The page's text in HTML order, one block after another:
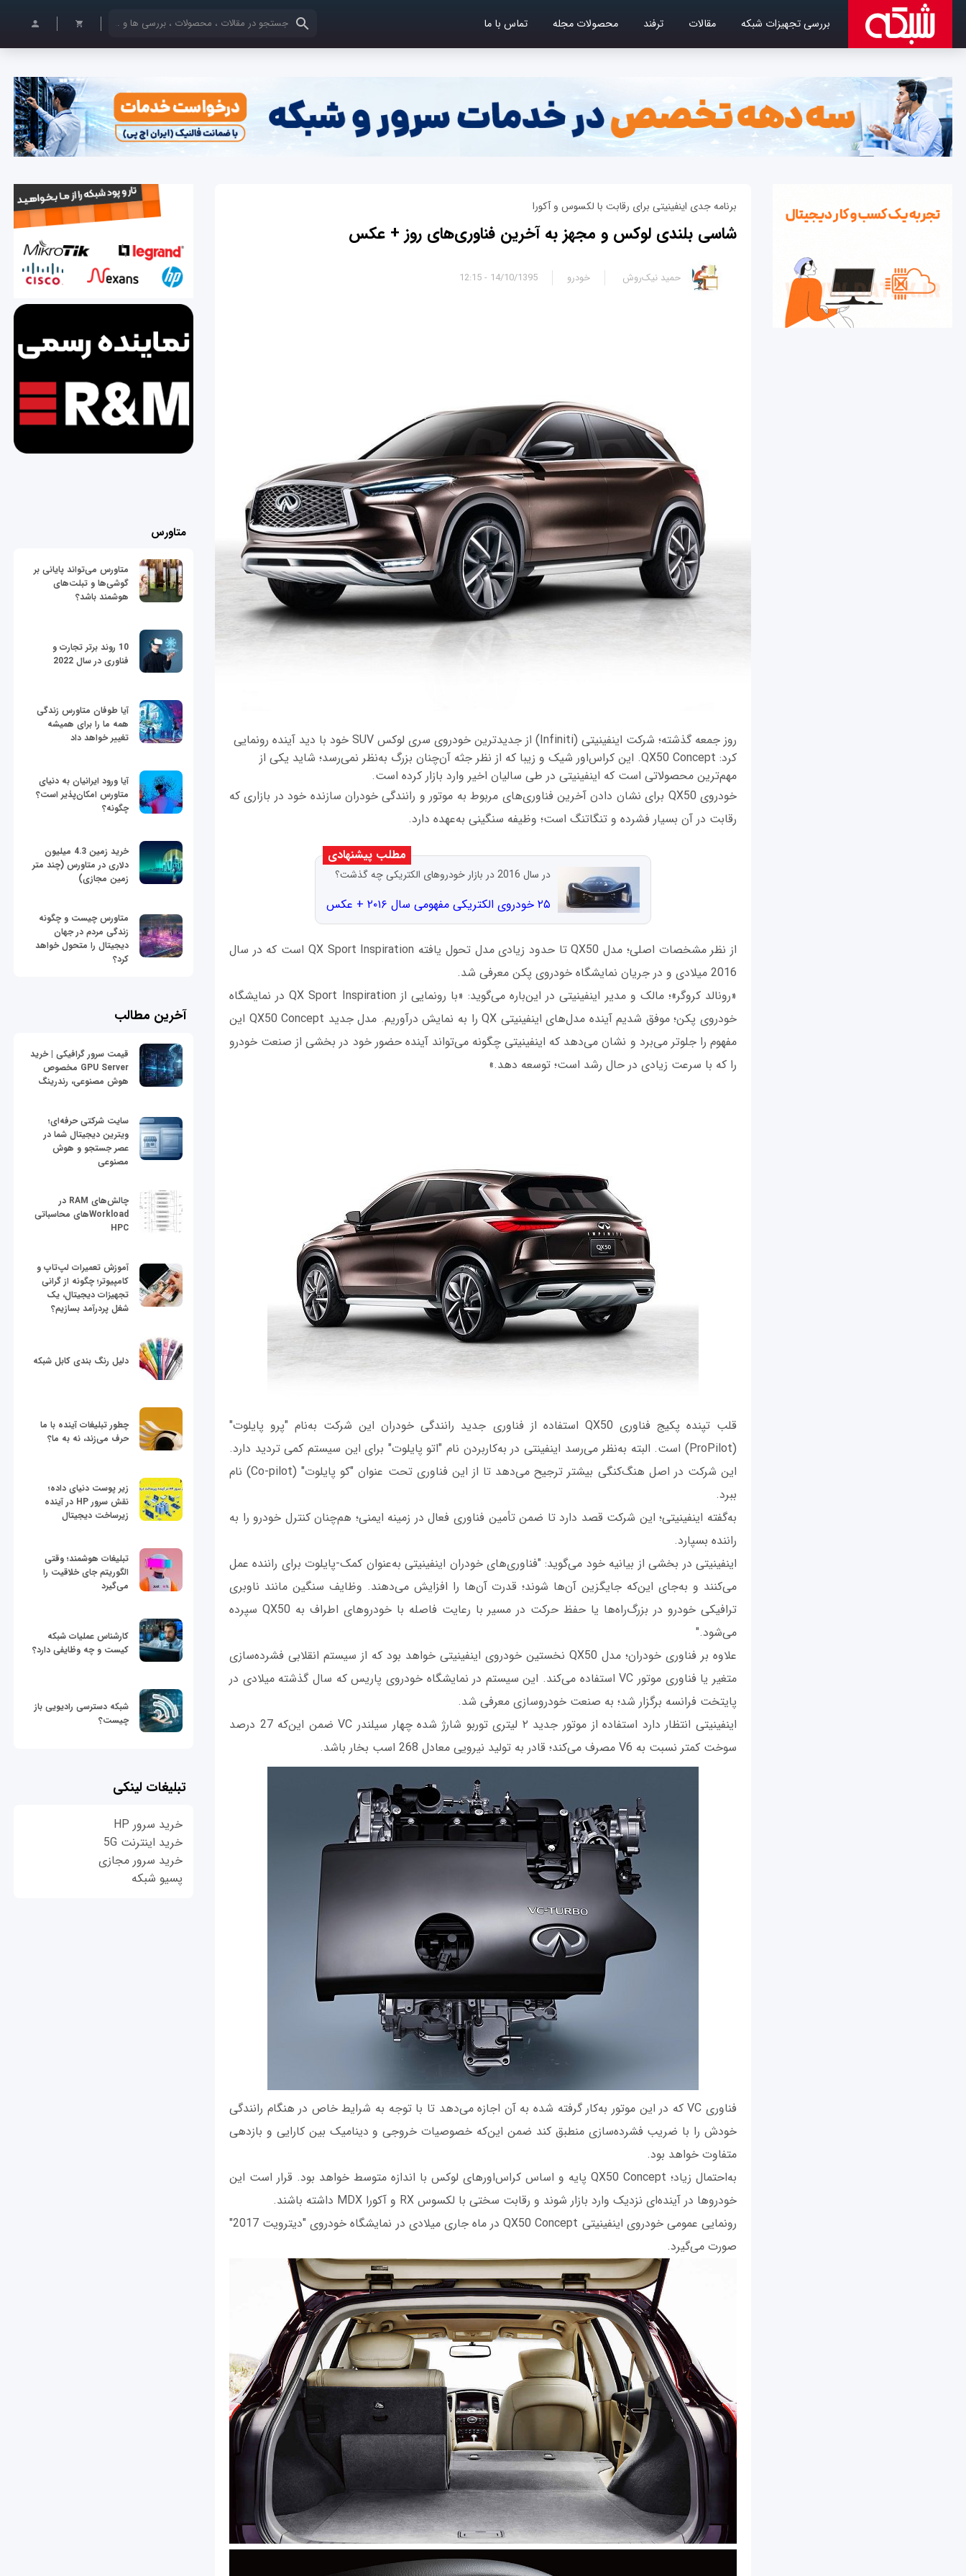
بررسی تجهیزات شبکه مقالات ترفند محصولات مجله تماس با ما کلمات کلیدی خود را وارد کنید
برنامه جدی اینفینیتی برای رقابت با لکسوس و آکورا
شاسی بلندی لوکس و مجهز به آخرین فناوری‌های روز + عکس
14/10/1395 - 12:15 حمید نیک‌روش خودرو
روز جمعه گذشته؛ شرکت اینفینیتی (Infiniti) از جدیدترین خودروی سری لوکس SUV خود با دید آینده رونمایی
کرد: QX50 Concept. این کراس‌اور شیک و زیبا که از نظر جثه آن‌چنان بزرگ به‌نظر نمی‌رسد؛ شاید یکی از
مهم‌ترین محصولاتی است که اینفینیتی در طی سالیان اخیر وارد بازار کرده است.
خودروی QX50 برای نشان دادن آخرین فناوری‌های مربوط به موتور و رانندگی خودران سازنده خود در بازاری که
رقابت در آن بسیار فشرده و تنگاتنگ است؛ وظیفه سنگینی به‌عهده دارد.
مطلب پیشنهادی
در سال 2016 در بازار خودروهای الکتریکی چه گذشت؟
۲۵ خودروی الکتریکی مفهومی سال ۲۰۱۶ + عکس
از نظر مشخصات اصلی؛ مدل QX50 تا حدود زیادی مدل تحول یافته QX Sport Inspiration است که در سال
2016 میلادی و در جریان نمایشگاه خودروی پکن معرفی شد.
«رونالد کروگر»؛ مالک و مدیر اینفینیتی در این‌باره می‌گوید: «با رونمایی از QX Sport Inspiration در نمایشگاه
خودروی پکن؛ موفق شدیم آینده مدل‌های اینفینیتی QX را به نمایش درآوریم. مدل جدید QX50 Concept این
مفهوم را جلوتر می‌برد و نشان می‌دهد که اینفینیتی چگونه می‌تواند آینده حضور خود در بخشی از صنعت خودرو
را که با سرعت زیادی در حال رشد است؛ توسعه دهد.»
قلب تپنده پکیج فناوری QX50 استفاده از فناوری جدید رانندگی خودران این شرکت به‌نام "پرو پایلوت"
(ProPilot) است. البته به‌نظر می‌رسد اینفینتی در به‌کاربردن نام "اتو پایلوت" برای این سیستم کمی تردید دارد.
این شرکت در اصل هنگ‌کنگی بیشتر ترجیح می‌دهد تا از این فناوری تحت عنوان "کو پایلوت" (Co-pilot) نام
ببرد.
به‌گفته اینفینیتی؛ این شرکت قصد دارد تا ضمن تأمین فناوری فعال در زمینه ایمنی؛ هم‌چنان کنترل خودرو را به
راننده بسپارد.
اینفینیتی در بخشی از بیانیه خود می‌گوید: "فناوری‌های خودران اینفینیتی به‌عنوان کمک-پایلوت برای راننده عمل
می‌کنند و به‌جای این‌که جایگزین آن‌ها شوند؛ قدرت آن‌ها را افزایش می‌دهند. وظایف سنگین مانند ناوبری
ترافیکی خودرو در بزرگ‌راه‌ها یا حفظ حرکت در مسیر با رعایت فاصله با خودروهای اطراف به QX50 سپرده
می‌شود."
علاوه بر فناوری خودران؛ مدل QX50 نخستین خودروی اینفینیتی خواهد بود که از سیستم انقلابی فشرده‌سازی
متغیر یا فناوری موتور VC استفاده می‌کند. این سیستم در نمایشگاه خودروی پاریس که سال گذشته میلادی در
پایتخت فرانسه برگزار شد؛ به صنعت خودروسازی معرفی شد.
اینفینیتی انتظار دارد استفاده از موتور جدید ۲ لیتری توربو شارژ شده چهار سیلندر VC ضمن این‌که 27 درصد
سوخت کمتر نسبت به V6 مصرف می‌کند؛ قادر به تولید نیرویی معادل 268 اسب بخار باشد.
فناوری VC که در این موتور به‌کار گرفته شده به آن اجازه می‌دهد تا با توجه به شرایط خاص در هنگام رانندگی
خودش را با ضریب فشرده‌سازی منطبق کند ضمن این‌که خصوصیات خروجی و دینامیک بین کارایی و بازدهی
متفاوت خواهد بود.
به‌احتمال زیاد؛ QX50 Concept پایه و اساس کراس‌اورهای لوکس با اندازه متوسط خواهد بود. قرار است این
خودروها در آینده‌ای نزدیک وارد بازار شوند و رقابت سختی با لکسوس RX و آکورا MDX داشته باشند.
رونمایی عمومی خودروی اینفینیتی QX50 Concept در ماه جاری میلادی در نمایشگاه خودروی "دیترویت 2017"
صورت می‌گیرد.
متاورس
متاورس می‌تواند پایانی بر
گوشی‌ها و تبلت‌های
هوشمند باشد؟
10 روند برتر تجارت و
فناوری در سال 2022
آیا طوفان متاورس زندگی
همه ما را برای همیشه
تغییر خواهد داد
آیا ورود ایرانیان به دنیای
متاورس امکان‌پذیر است؟
چگونه؟
خرید زمین 4.3 میلیون
دلاری در متاورس (چند متر
زمین مجازی)
متاورس چیست و چگونه
زندگی مردم در جهان
دیجیتال را متحول خواهد
کرد؟
آخرین مطالب
قیمت سرور گرافیکی | خرید
GPU Server مخصوص
هوش مصنوعی، رندرینگ
سایت شرکتی حرفه‌ای؛
ویترین دیجیتال شما در
عصر جستجو و هوش
مصنوعی
چالش‌های RAM در
Workloadهای محاسباتی
HPC
آموزش تعمیرات لپ‌تاپ و
کامپیوتر؛ چگونه از گرانی
تجهیزات دیجیتال، یک
شغل پردرآمد بسازیم؟
دلیل رنگ بندی کابل شبکه
چطور تبلیغات آینده با ما
حرف می‌زند، نه به ما؟
زیر پوست دنیای داده؛
نقش سرور HP در آینده
زیرساخت دیجیتال
تبلیغات هوشمند؛ وقتی
الگوریتم جای خلاقیت را
می‌گیرد
کارشناس عملیات شبکه
کیست و چه وظایفی دارد؟
شبکه دسترسی رادیویی باز
چیست؟
تبلیغات لینکی
خرید سرور HP
خرید اینترنت 5G
خرید سرور مجازی
پسیو شبکه